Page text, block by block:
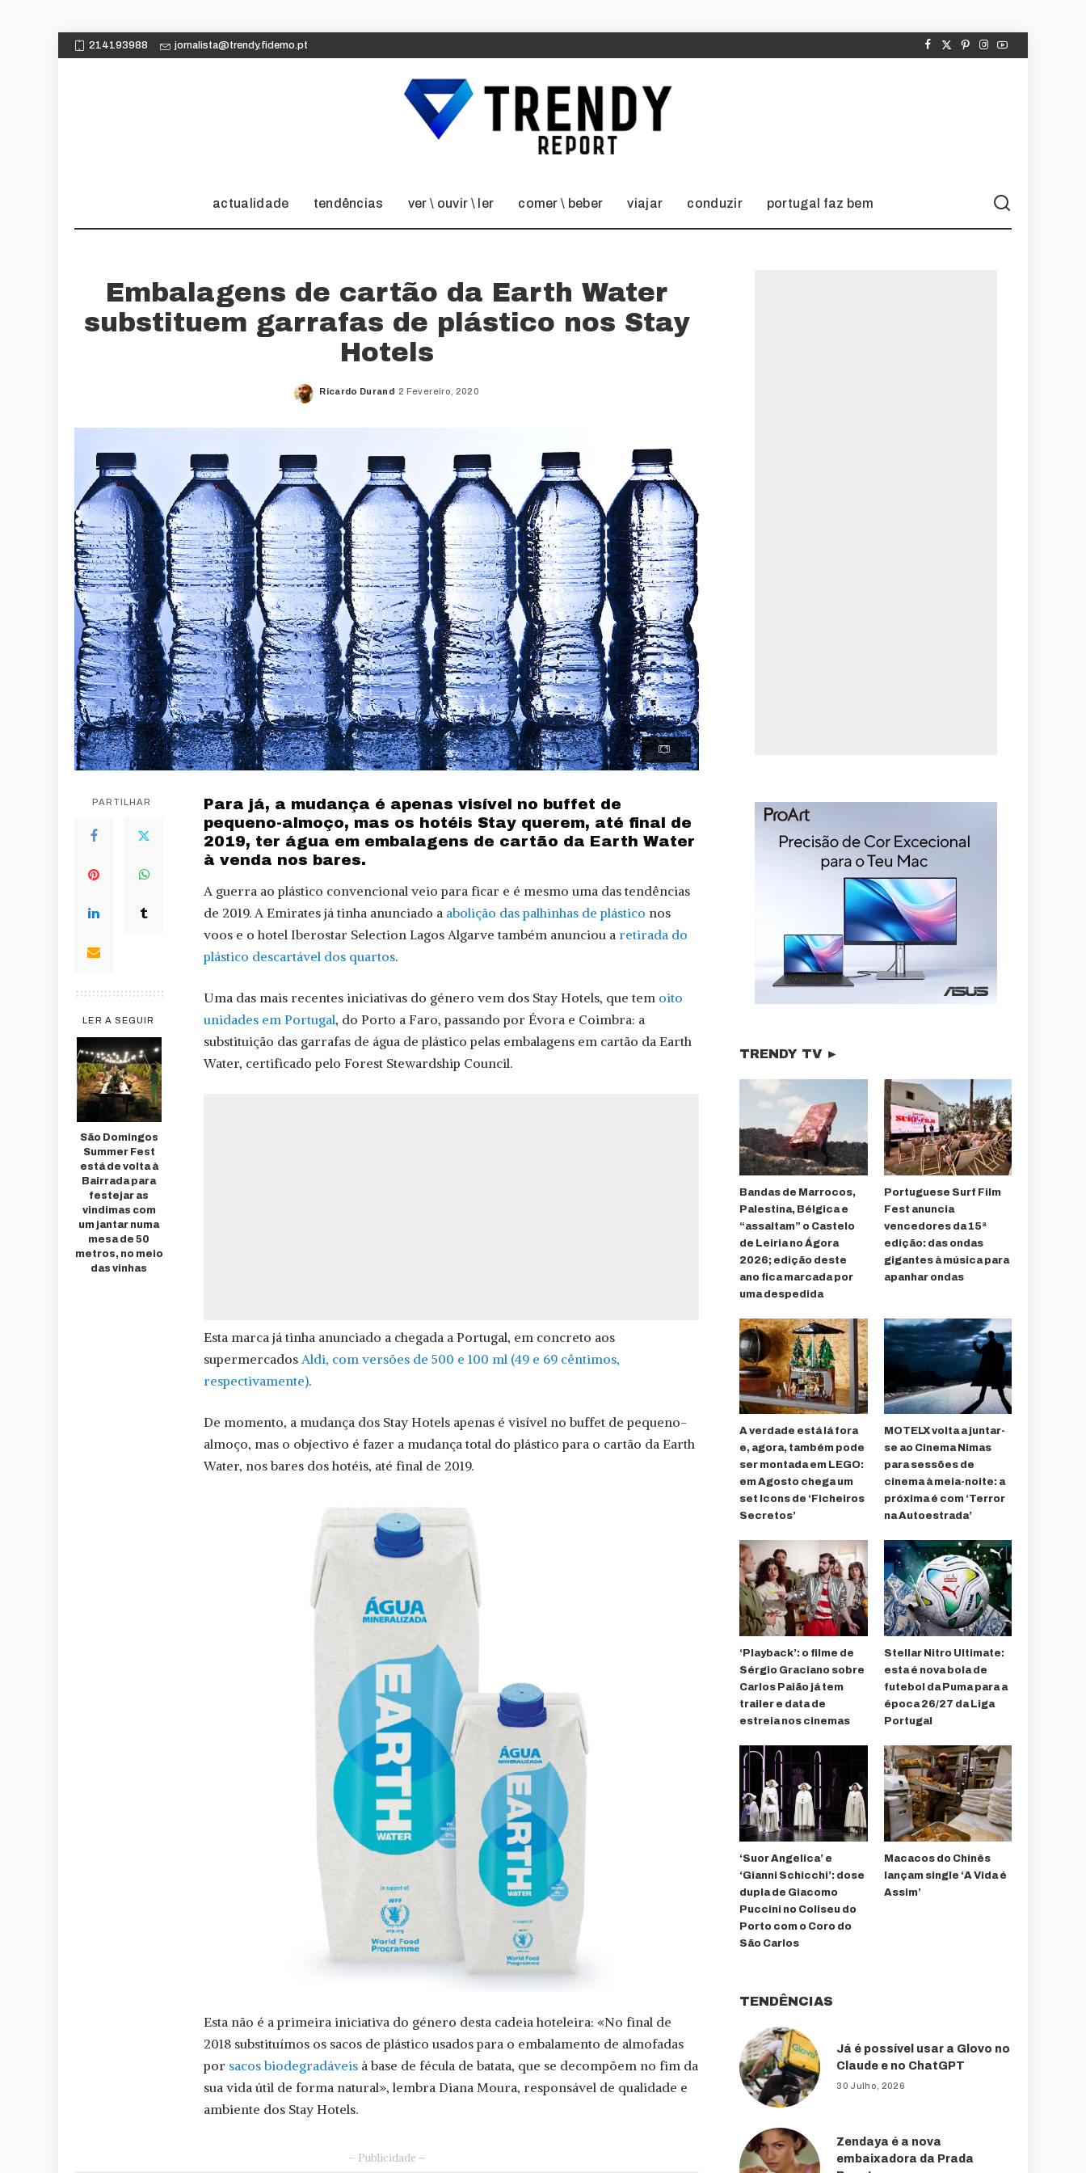
214193988 jornalista@trendy.fidemo.pt
actualidade tendências ver \ ouvir \ ler comer \ beber viajar conduzir portugal faz bem
Embalagens de cartão da Earth Water
substituem garrafas de plástico nos Stay
Hotels
Posted
Ricardo Durand 2 Fevereiro, 2020
PARTILHAR
LER A SEGUIR
São Domingos
Summer Fest
está de volta à
Bairrada para
festejar as
vindimas com
um jantar numa
mesa de 50
metros, no meio
das vinhas
Para já, a mudança é apenas visível no buffet de
pequeno-almoço, mas os hotéis Stay querem, até final de
2019, ter água em embalagens de cartão da Earth Water
à venda nos bares.
A guerra ao plástico convencional veio para ficar e é mesmo uma das tendências
de 2019. A Emirates já tinha anunciado a abolição das palhinhas de plástico nos
voos e o hotel Iberostar Selection Lagos Algarve também anunciou a retirada do
plástico descartável dos quartos.
Uma das mais recentes iniciativas do género vem dos Stay Hotels, que tem oito
unidades em Portugal, do Porto a Faro, passando por Évora e Coimbra: a
substituição das garrafas de água de plástico pelas embalagens em cartão da Earth
Water, certificado pelo Forest Stewardship Council.
Esta marca já tinha anunciado a chegada a Portugal, em concreto aos
supermercados Aldi, com versões de 500 e 100 ml (49 e 69 cêntimos,
respectivamente).
De momento, a mudança dos Stay Hotels apenas é visível no buffet de pequeno-
almoço, mas o objectivo é fazer a mudança total do plástico para o cartão da Earth
Water, nos bares dos hotéis, até final de 2019.
Esta não é a primeira iniciativa do género desta cadeia hoteleira: «No final de
2018 substituímos os sacos de plástico usados para o embalamento de almofadas
por sacos biodegradáveis à base de fécula de batata, que se decompõem no fim da
sua vida útil de forma natural», lembra Diana Moura, responsável de qualidade e
ambiente dos Stay Hotels.
– Publicidade –
TRENDY TV ►
Bandas de Marrocos,
Palestina, Bélgica e
“assaltam” o Castelo
de Leiria no Ágora
2026; edição deste
ano fica marcada por
uma despedida
Portuguese Surf Film
Fest anuncia
vencedores da 15ª
edição: das ondas
gigantes à música para
apanhar ondas
A verdade está lá fora
e, agora, também pode
ser montada em LEGO:
em Agosto chega um
set Icons de ‘Ficheiros
Secretos’
MOTELX volta a juntar-
se ao Cinema Nimas
para sessões de
cinema à meia-noite: a
próxima é com ‘Terror
na Autoestrada’
‘Playback’: o filme de
Sérgio Graciano sobre
Carlos Paião já tem
trailer e data de
estreia nos cinemas
Stellar Nitro Ultimate:
esta é nova bola de
futebol da Puma para a
época 26/27 da Liga
Portugal
‘Suor Angelica’ e
‘Gianni Schicchi’: dose
dupla de Giacomo
Puccini no Coliseu do
Porto com o Coro do
São Carlos
Macacos do Chinês
lançam single ‘A Vida é
Assim’
TENDÊNCIAS
Já é possível usar a Glovo no
Claude e no ChatGPT
30 Julho, 2026
Zendaya é a nova
embaixadora da Prada